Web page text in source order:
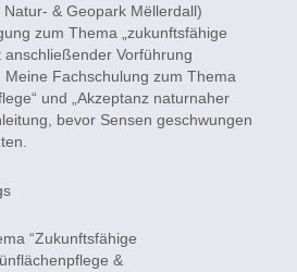
& Geopark Mëllerdall)
zum Thema „zukunftsfähige
anschließender Vorführung
Fachschulung zum Thema
und „Akzeptanz naturnaher
bevor Sensen geschwungen
“Zukunftsfähige
&